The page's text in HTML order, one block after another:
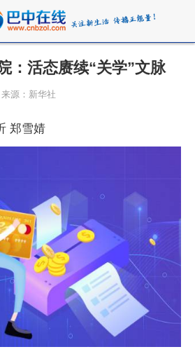
：活态赓续“关学”文脉
源：新华社
郑雪婧